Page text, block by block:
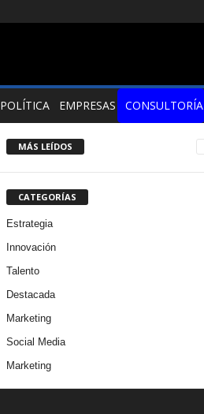
POLÍTICA EMPRESAS CONSULTORÍA
MÁS LEÍDOS
CATEGORÍAS
Estrategia
Innovación
Talento
Destacada
Marketing
Social Media
Marketing